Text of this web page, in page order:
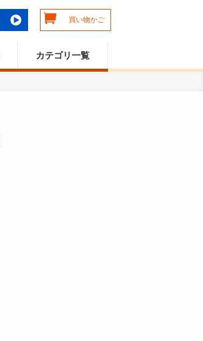
買い物かご
カテゴリ一覧
弔電・お悔み電報
祝電・お祝い電報
電報の基礎知識